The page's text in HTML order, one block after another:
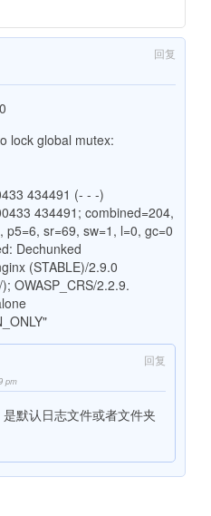
回复
lock global mutex:
434491 (- - -)
434491; combined=204,
sr=69, sw=1, l=0, gc=0
Dechunked
(STABLE)/2.9.0
OWASP_CRS/2.2.9.
pm
回复
默认日志文件或者文件夹